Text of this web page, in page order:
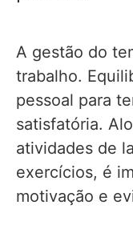
A gestão do
trabalho.
pessoal para
satisfatória.
atividades de
exercícios, é
motivação e